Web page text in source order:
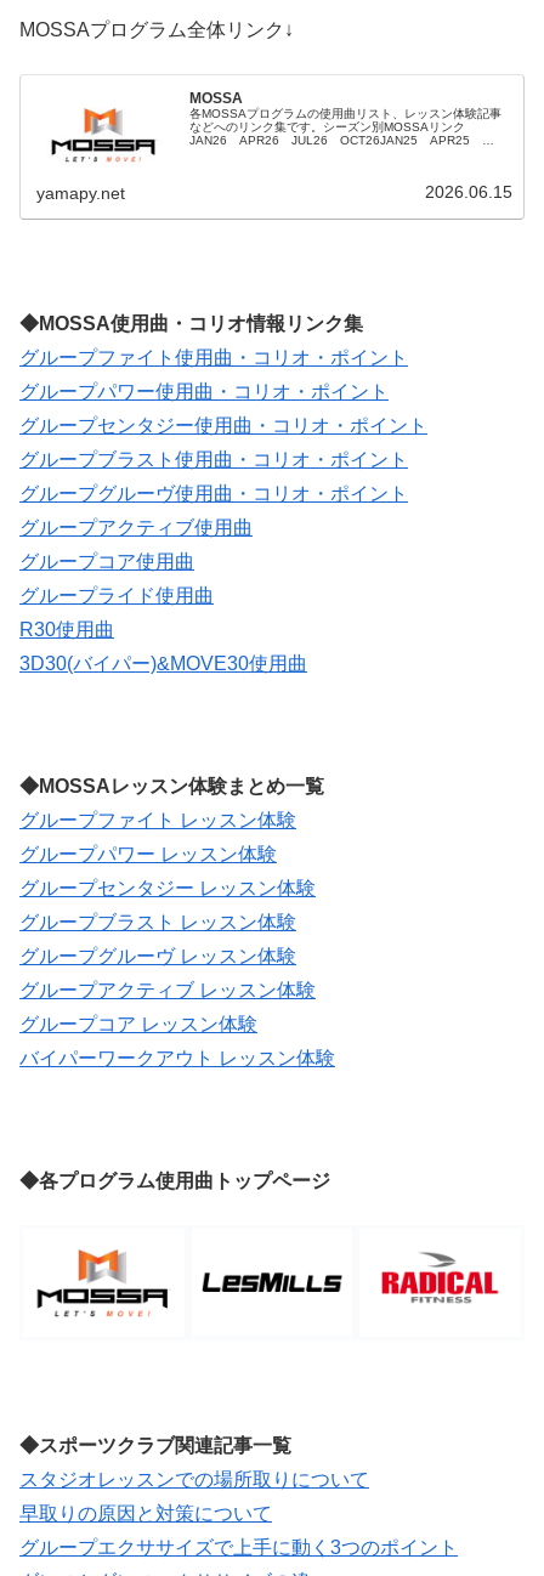
MOSSAプログラム全体リンク↓
MOSSA
各MOSSAプログラムの使用曲リスト、レッスン体験記事
などへのリンク集です。シーズン別MOSSAリンク
JAN26 APR26 JUL26 OCT26JAN25 APR25
yamapy.net 2026.06.15
◆MOSSA使用曲・コリオ情報リンク集
グループファイト使用曲・コリオ・ポイント
グループパワー使用曲・コリオ・ポイント
グループセンタジー使用曲・コリオ・ポイント
グループブラスト使用曲・コリオ・ポイント
グループグルーヴ使用曲・コリオ・ポイント
グループアクティブ使用曲
グループコア使用曲
グループライド使用曲
R30使用曲
3D30(バイパー)&MOVE30使用曲
◆MOSSAレッスン体験まとめ一覧
グループファイト レッスン体験
グループパワー レッスン体験
グループセンタジー レッスン体験
グループブラスト レッスン体験
グループグルーヴ レッスン体験
グループアクティブ レッスン体験
グループコア レッスン体験
バイパーワークアウト レッスン体験
◆各プログラム使用曲トップページ
◆スポーツクラブ関連記事一覧
スタジオレッスンでの場所取りについて
早取りの原因と対策について
グループエクササイズで上手に動く3つのポイント